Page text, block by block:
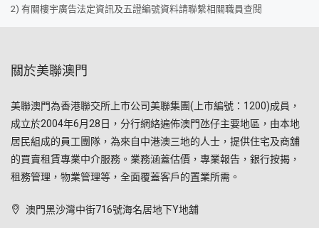
2) 有關樓宇廣告法定資訊及五證編號資料請聯繫相關職員查閱
關於美聯澳門
美聯澳門為香港聯交所上市公司美聯集團(上市編號：1200)成員，
成立於2004年6月28日，分行網絡遍佈澳門氹仔主要地區，由本地
居民組成的員工團隊，為來自中港澳三地的人士，提供住宅及商舖
的買賣租賃專業中介服務。業務涵蓋估價，專業報告，銀行按揭，
租務管理，物業管理等，全面覆蓋客戶的置業所需。
澳門黑沙灣中街716號海名居地下Y地舖